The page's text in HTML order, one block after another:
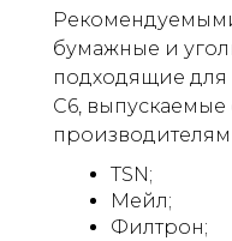
бумажные и
подходящие
C6,
TSN;
Мейл;
Филтрон;